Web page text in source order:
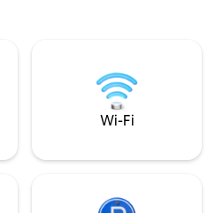
サムスンの
Wi-Fi